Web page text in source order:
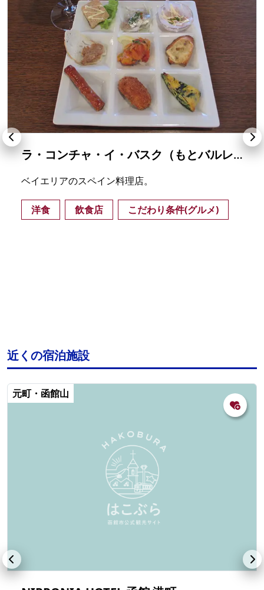
ラ・コンチャ・イ・バスク（もとバルレストラン ラ・コンチャ（La Concha））
ベイエリアのスペイン料理店。
洋食 飲食店 こだわり条件(グルメ)
近くの宿泊施設
元町・函館山